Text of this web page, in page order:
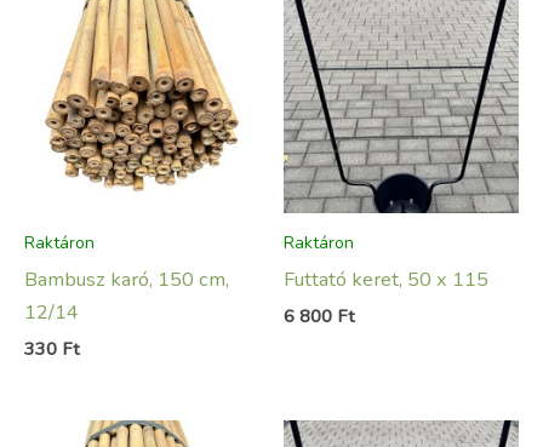
Raktáron
Bambusz karó, 150 cm,
12/14
330 Ft
Raktáron
Futtató keret, 50 x 115
6 800 Ft